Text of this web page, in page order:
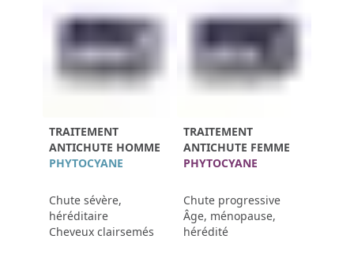
TRAITEMENT
ANTICHUTE HOMME
PHYTOCYANE
Chute sévère,
héréditaire
Cheveux clairsemés
TRAITEMENT
ANTICHUTE FEMME
PHYTOCYANE
Chute progressive
Âge, ménopause,
hérédité